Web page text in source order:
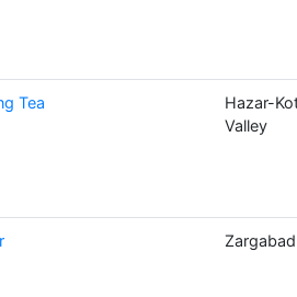
Tea
Hazar-
Valley
Zargabad